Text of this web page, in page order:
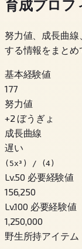
育成プロフ
努力値、成長曲
する情報をまとめ
基本経験値
177
努力値
+2 ぼうぎょ
成長曲線
遅い
(5x³) / (4)
Lv.50 必要経験値
156,250
Lv.100 必要経験値
1,250,000
野生所持アイテム